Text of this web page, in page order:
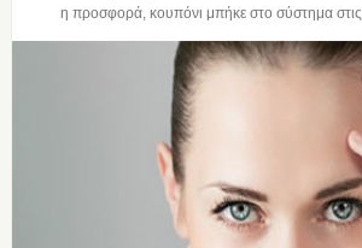
η προσφορά, κουπόνι μπήκε στο σύστημα στις